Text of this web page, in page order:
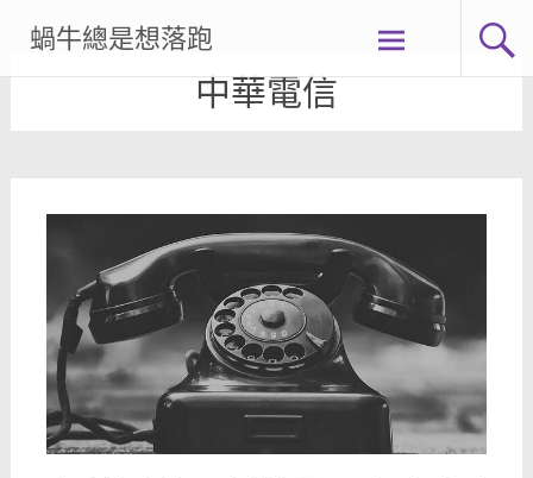
content
蝸牛總是想落跑
中華電信